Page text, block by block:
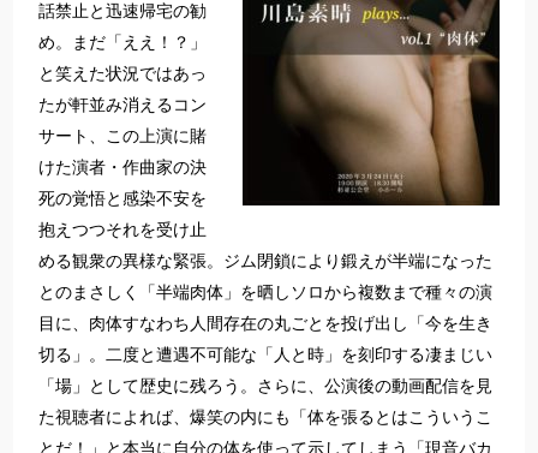
話禁止と迅速帰宅の勧
め。まだ「ええ！？」
と笑えた状況ではあっ
たが軒並み消えるコン
サート、この上演に賭
けた演者・作曲家の決
死の覚悟と感染不安を
抱えつつそれを受け止
める観衆の異様な緊張。ジム閉鎖により鍛えが半端になった
とのまさしく「半端肉体」を晒しソロから複数まで種々の演
目に、肉体すなわち人間存在の丸ごとを投げ出し「今を生き
切る」。二度と遭遇不可能な「人と時」を刻印する凄まじい
「場」として歴史に残ろう。さらに、公演後の動画配信を見
た視聴者によれば、爆笑の内にも「体を張るとはこういうこ
とだ！」と本当に自分の体を使って示してしまう「現音バカ